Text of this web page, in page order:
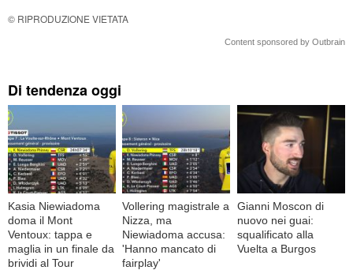
© RIPRODUZIONE VIETATA
Content sponsored by Outbrain
Di tendenza oggi
Kasia Niewiadoma
doma il Mont
Ventoux: tappa e
maglia in un finale da
brividi al Tour
Vollering magistrale a
Nizza, ma
Niewiadoma accusa:
'Hanno mancato di
fairplay'
Gianni Moscon di
nuovo nei guai:
squalificato alla
Vuelta a Burgos